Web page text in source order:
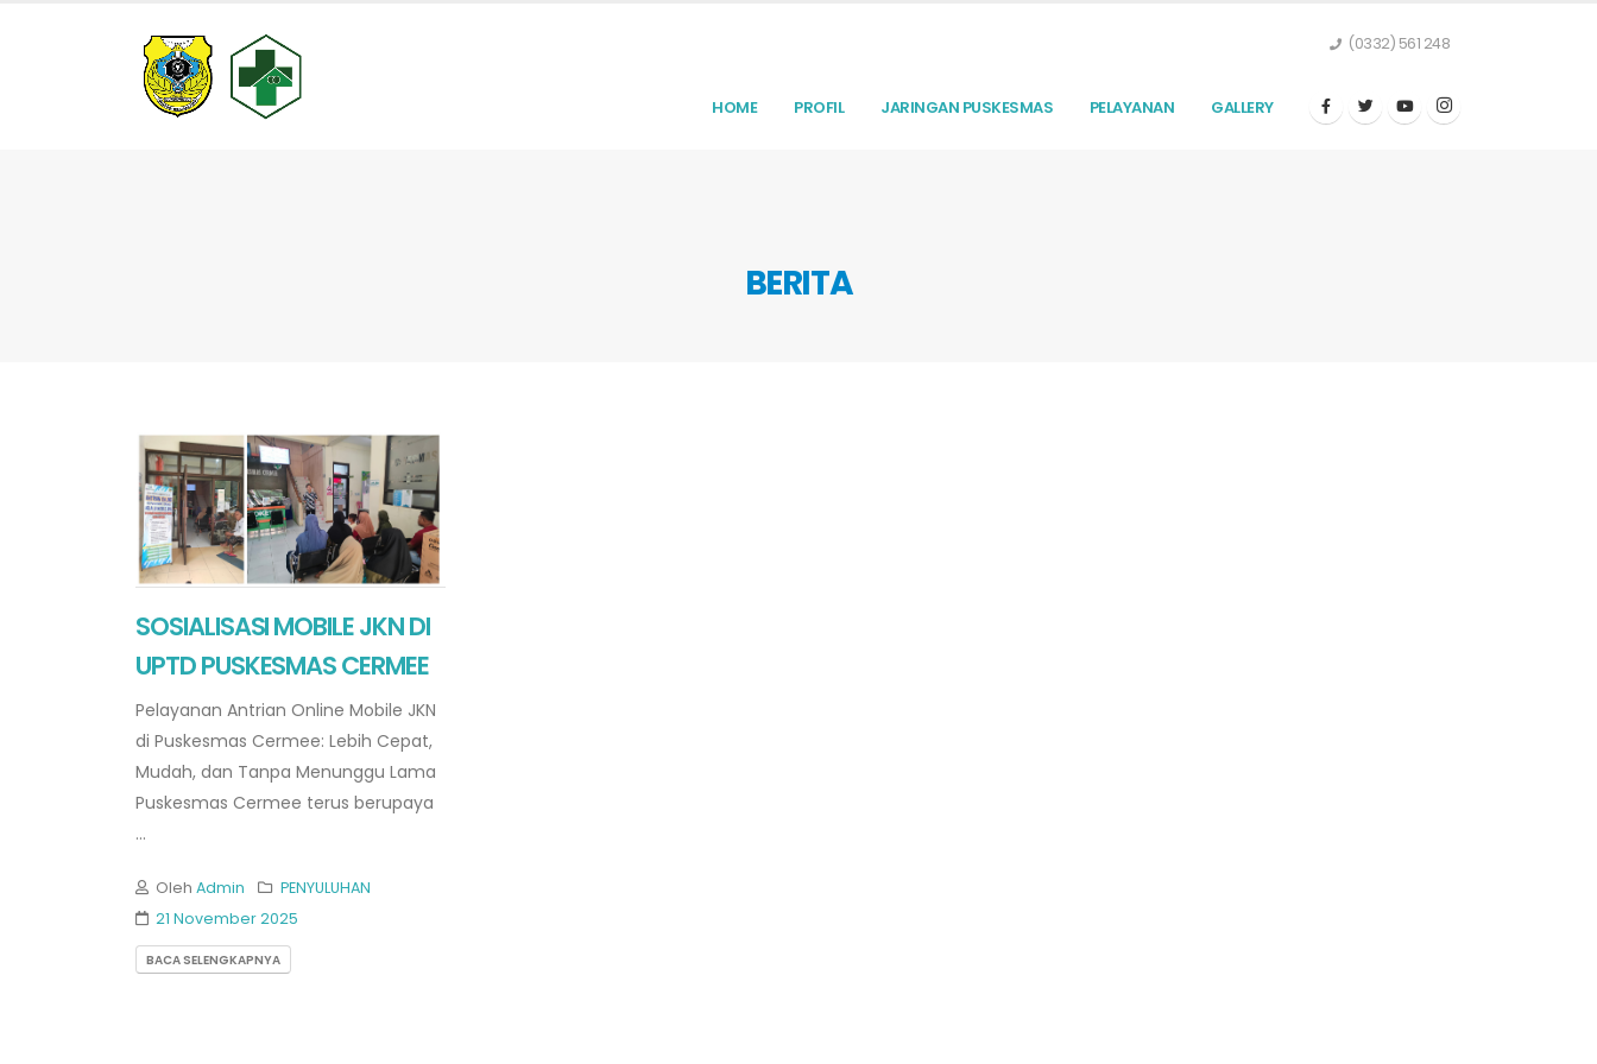
(0332) 561 248
HOME PROFIL JARINGAN PUSKESMAS PELAYANAN GALLERY
BERITA
SOSIALISASI MOBILE JKN DI
UPTD PUSKESMAS CERMEE
Pelayanan Antrian Online Mobile JKN
di Puskesmas Cermee: Lebih Cepat,
Mudah, dan Tanpa Menunggu Lama
Puskesmas Cermee terus berupaya
...
Oleh Admin
PENYULUHAN
21 November 2025
BACA SELENGKAPNYA